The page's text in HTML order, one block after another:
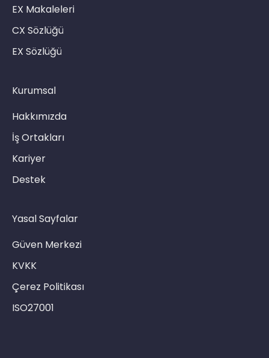
EX Makaleleri
CX Sözlüğü
EX Sözlüğü
Kurumsal
Hakkımızda
İş Ortakları
Kariyer
Destek
Yasal Sayfalar
Güven Merkezi
KVKK
Çerez Politikası
ISO27001